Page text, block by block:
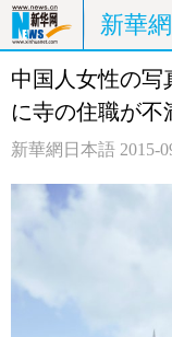
新華
ホームページ
観光
中国人女性の
に寺の住職が不
新華網日本語 2015-